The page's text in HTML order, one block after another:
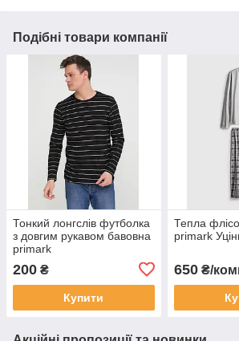
Подібні товари компанії
Тонкий лонгслів футболка
з довгим рукавом бавовна
primark
200 ₴
Купити
Тепла
primark
650₴/